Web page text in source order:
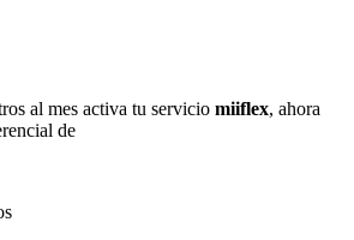
al mes activa tu servicio miiflex, ahora
de